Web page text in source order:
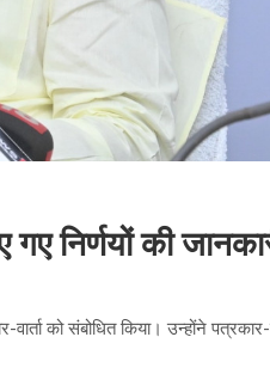
निर्णयों की
को संबोधित किया। उन्होंने पत्रकार-